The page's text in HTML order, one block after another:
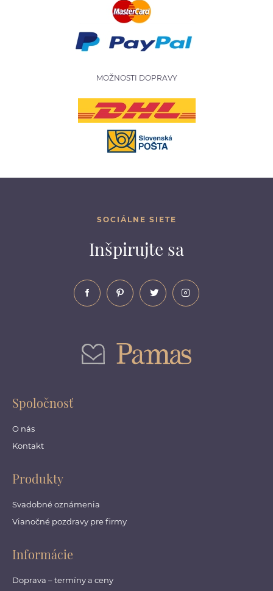
MOŽNOSTI DOPRAVY
SOCIÁLNE SIETE
Inšpirujte sa
Spoločnosť
O nás
Kontakt
Produkty
Svadobné oznámenia
Vianočné pozdravy pre firmy
Informácie
Doprava – termíny a ceny